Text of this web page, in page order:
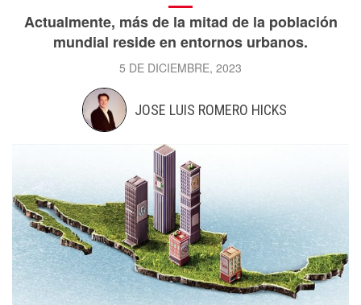
Actualmente, más de la mitad de la población
mundial reside en entornos urbanos.
5 DE DICIEMBRE, 2023
JOSE LUIS ROMERO HICKS